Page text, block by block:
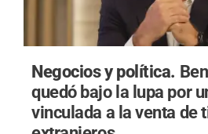
Negocios y política.
quedó bajo la lupa por
vinculada a la venta de